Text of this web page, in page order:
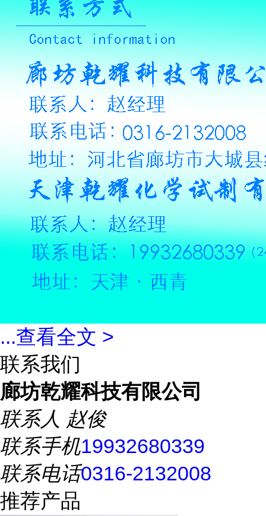
...查看全文 >
联系我们
廊坊乾耀科技有限公司
联系人 赵俊
联系手机19932680339
联系电话0316-2132008
推荐产品